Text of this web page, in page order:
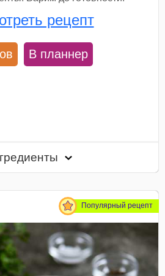
рецепт
В планнер
Популярный рецепт